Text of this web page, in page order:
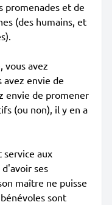
promenades et de
(des humains, et
vous avez
avez envie de
envie de promener
(ou non), il y en a
service aux
ses
maître ne puisse
sont